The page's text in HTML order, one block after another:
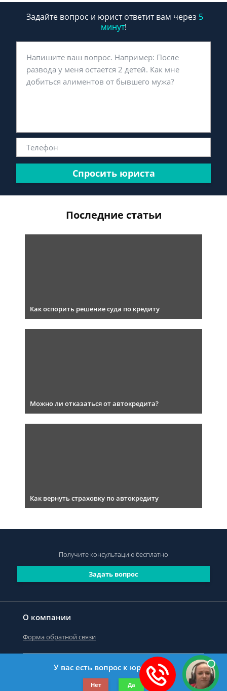
Задайте вопрос и юрист ответит вам через 5
минут!
Спросить юриста
Последние статьи
Как оспорить решение суда по кредиту
Можно ли отказаться от автокредита?
Как вернуть страховку по автокредиту
О компании
Форма обратной связи
©2019-2026 Все права защищены.
Задать вопрос
Получите консультациюбесплатно
У вас есть вопрос к юристу?
Нет Да